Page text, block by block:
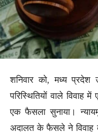
शनिवार को, मध्य प्रदेश
परिस्थितियों वाले विवाह
एक फैसला सुनाया।
अदालत के फैसले ने विवाह